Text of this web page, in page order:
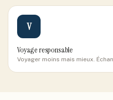
V
Voyage responsable
Voyager moins mais mieux.